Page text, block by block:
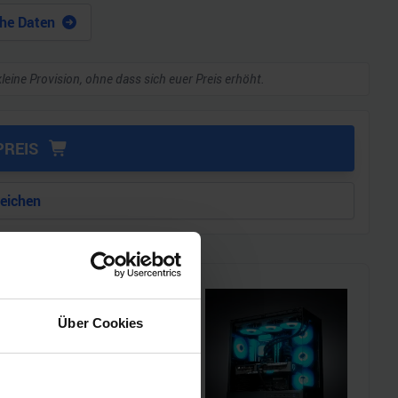
Über Cookies
Daten
Provision, ohne dass sich euer Preis erhöht.
MSI Gaming-PC zu
und den